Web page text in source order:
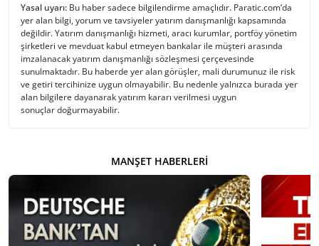
Yasal uyarı: Bu haber sadece bilgilendirme amaçlıdır. Paratic.com’da
yer alan bilgi, yorum ve tavsiyeler yatırım danışmanlığı kapsamında
değildir. Yatırım danışmanlığı hizmeti, aracı kurumlar, portföy yönetim
şirketleri ve mevduat kabul etmeyen bankalar ile müşteri arasında
imzalanacak yatırım danışmanlığı sözleşmesi çerçevesinde
sunulmaktadır. Bu haberde yer alan görüşler, mali durumunuz ile risk
ve getiri tercihinize uygun olmayabilir. Bu nedenle yalnızca burada yer
alan bilgilere dayanarak yatırım kararı verilmesi uygun
sonuçlar doğurmayabilir.
MANŞET HABERLERI